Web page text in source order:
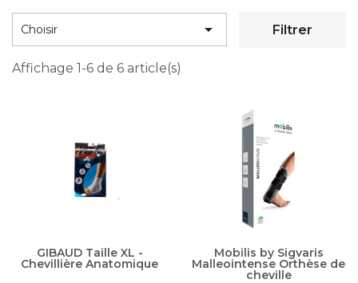
Choisir  Filtrer
Affichage 1-6 de 6 article(s)
GIBAUD Taille XL -
Chevillière Anatomique
Mobilis by Sigvaris
Malleointense Orthèse de
cheville